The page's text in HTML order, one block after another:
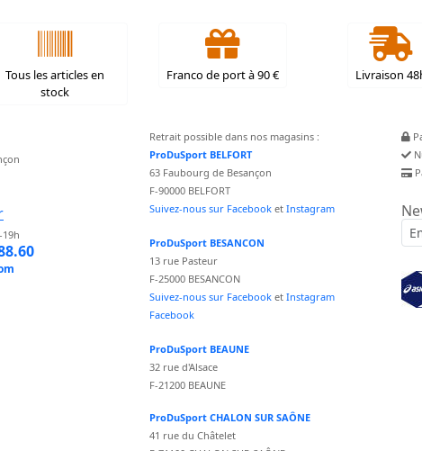
Tous les articles en
stock
Franco de port à 90 € Livraison
Retrait possible dans nos magasins :
ProDuSport BELFORT
63 Faubourg de Besançon
F-90000 BELFORT
Suivez-nous sur Facebook et Instagram
ProDuSport BESANCON
13 rue Pasteur
F-25000 BESANCON
Suivez-nous sur Facebook et Instagram
Facebook
ProDuSport BEAUNE
32 rue d'Alsace
F-21200 BEAUNE
ProDuSport CHALON SUR SAÔNE
41 rue du Châtelet